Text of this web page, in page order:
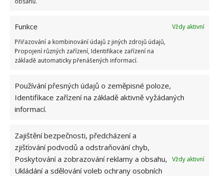
Funkce
Vždy aktivní
Přiřazování a kombinování údajů z jiných zdrojů údajů,
Propojení různých zařízení, Identifikace zařízení na
základě automaticky přenášených informací.
Používání přesných údajů o zeměpisné poloze,
Identifikace zařízení na základě aktivně vyžádaných
informací.
Zajištění bezpečnosti, předcházení a
zjišťování podvodů a odstraňování chyb,
Poskytování a zobrazování reklamy a obsahu,
Ukládání a sdělování voleb ochrany osobních
Vždy aktivní